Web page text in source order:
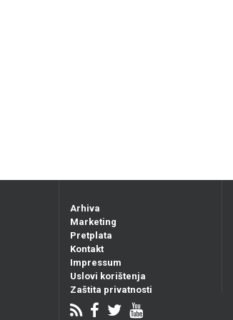
Arhiva
Marketing
Pretplata
Kontakt
Impressum
Uslovi korištenja
Zaštita privatnosti